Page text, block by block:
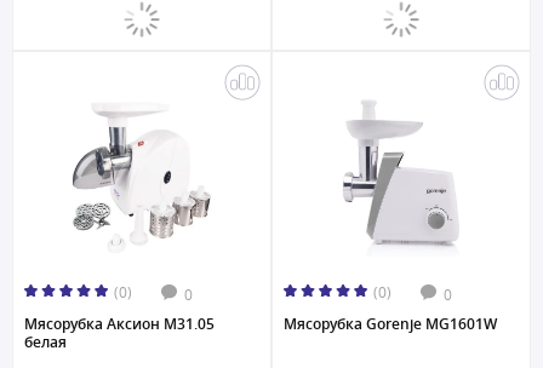
(0) 0
Мясорубка Аксион М31.05
белая
(0) 0
Мясорубка Gorenje MG1601W